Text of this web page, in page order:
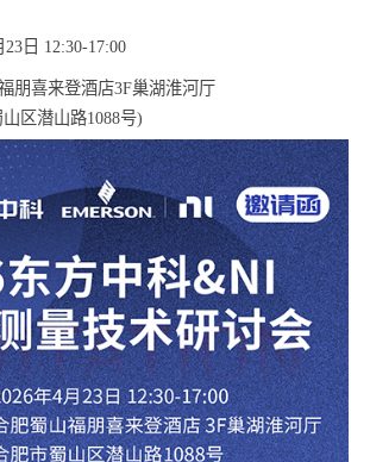
23日 12:30-17:00
朋喜来登酒店3F巢湖淮河厅
区潜山路1088号)